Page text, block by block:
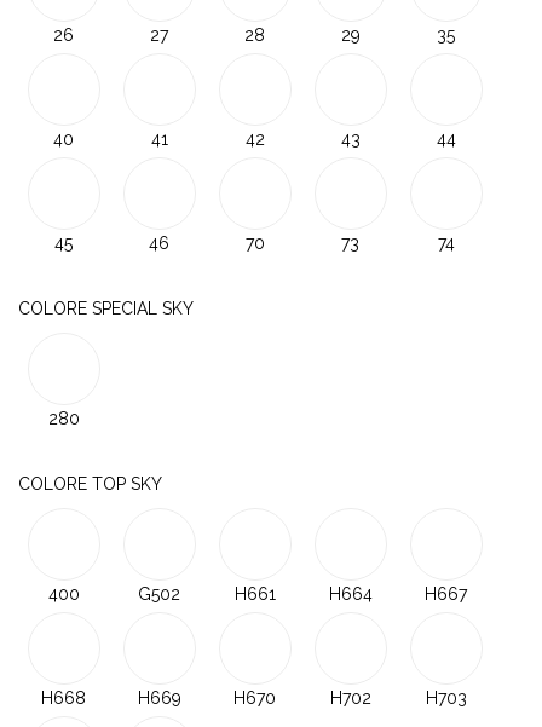
26 27 28 29 35
40 41 42 43 44
45 46 70 73 74
COLORE SPECIAL SKY
280
COLORE TOP SKY
400 G502 H661 H664 H667
H668 H669 H670 H702 H703